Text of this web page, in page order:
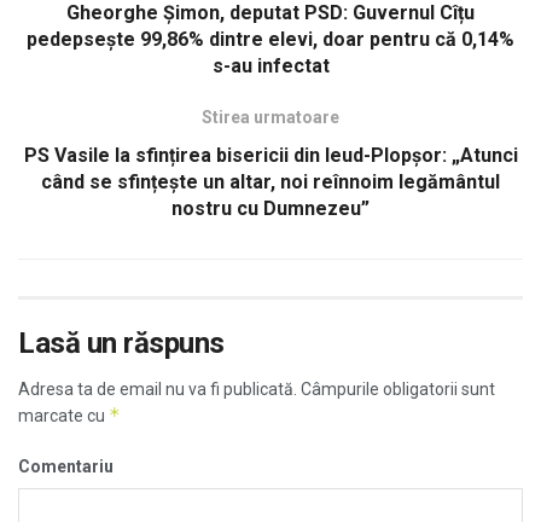
Gheorghe Șimon, deputat PSD: Guvernul Cîțu
pedepsește 99,86% dintre elevi, doar pentru că 0,14%
s-au infectat
Stirea urmatoare
PS Vasile la sfințirea bisericii din Ieud-Plopșor: „Atunci
când se sfințește un altar, noi reînnoim legământul
nostru cu Dumnezeu”
Lasă un răspuns
Adresa ta de email nu va fi publicată. Câmpurile obligatorii sunt
marcate cu *
Comentariu